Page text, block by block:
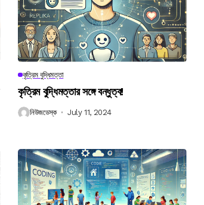
কৃত্রিম বুদ্ধিমত্তা
কৃত্রিম বুদ্ধিমত্তার সঙ্গে বন্ধুত্ব!
নিউজডেস্ক July 11, 2024